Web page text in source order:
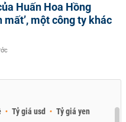
Huấn Hoa Hồng
mất’, một công ty khác
Tỷ giá usd Tỷ giá yen